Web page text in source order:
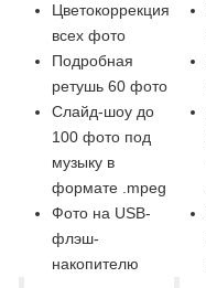
Цветокоррекция
всех фото
Подробная
ретушь 60 фото
Слайд-шоу до
100 фото под
музыку в
формате .mpeg
Фото на USB-
флэш-
накопителю